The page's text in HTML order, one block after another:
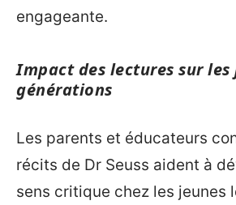
engageante.
Impact des lectures sur les
générations
Les parents et éducateurs
récits de Dr Seuss aident à
sens critique chez les jeunes